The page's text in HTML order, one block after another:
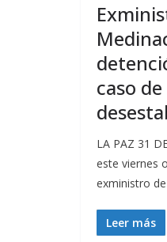
caso
LA PAZ 31
este viernes
exministro
Leer más